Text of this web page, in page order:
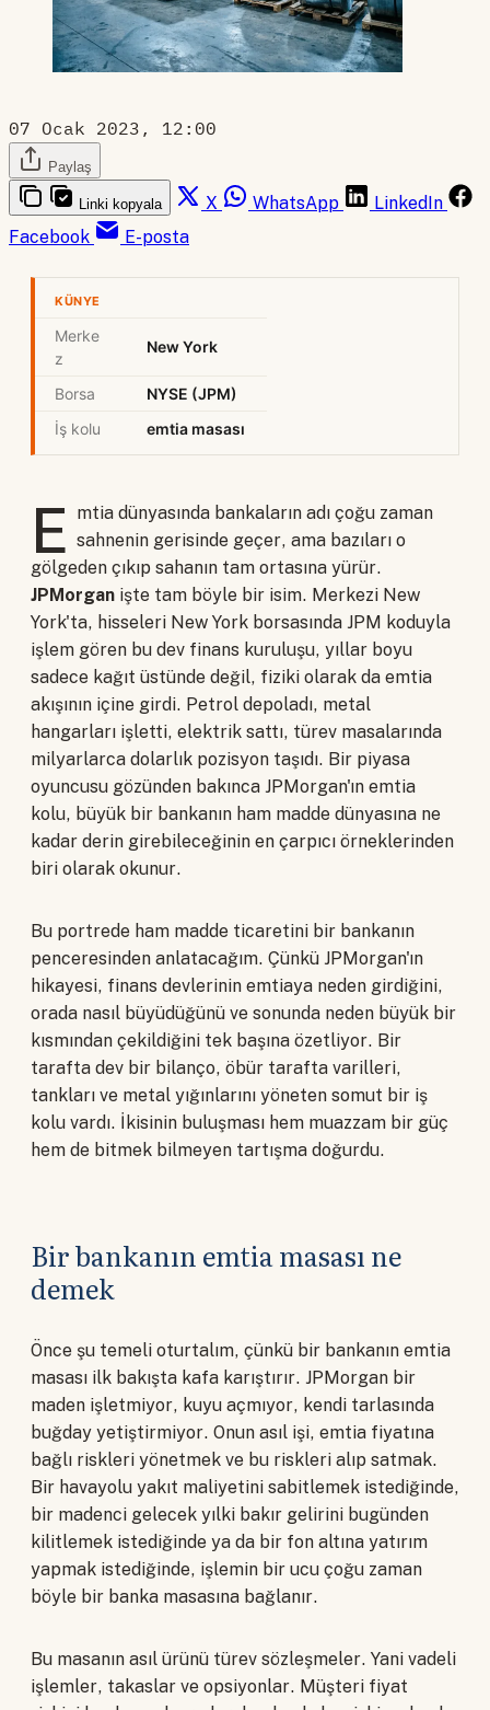
07 Ocak 2023, 12:00
Paylaş
Linki kopyala X WhatsApp
LinkedIn
Facebook
E-posta
KÜNYE
Merke
z
New York
Borsa
NYSE (JPM)
İş kolu
emtia masası
E mtia dünyasında bankaların adı çoğu zaman
sahnenin gerisinde geçer, ama bazıları o
gölgeden çıkıp sahanın tam ortasına yürür.
JPMorgan işte tam böyle bir isim. Merkezi New
York'ta, hisseleri New York borsasında JPM koduyla
işlem gören bu dev finans kuruluşu, yıllar boyu
sadece kağıt üstünde değil, fiziki olarak da emtia
akışının içine girdi. Petrol depoladı, metal
hangarları işletti, elektrik sattı, türev masalarında
milyarlarca dolarlık pozisyon taşıdı. Bir piyasa
oyuncusu gözünden bakınca JPMorgan'ın emtia
kolu, büyük bir bankanın ham madde dünyasına ne
kadar derin girebileceğinin en çarpıcı örneklerinden
biri olarak okunur.
Bu portrede ham madde ticaretini bir bankanın
penceresinden anlatacağım. Çünkü JPMorgan'ın
hikayesi, finans devlerinin emtiaya neden girdiğini,
orada nasıl büyüdüğünü ve sonunda neden büyük bir
kısmından çekildiğini tek başına özetliyor. Bir
tarafta dev bir bilanço, öbür tarafta varilleri,
tankları ve metal yığınlarını yöneten somut bir iş
kolu vardı. İkisinin buluşması hem muazzam bir güç
hem de bitmek bilmeyen tartışma doğurdu.
Bir bankanın emtia masası ne
demek
Önce şu temeli oturtalım, çünkü bir bankanın emtia
masası ilk bakışta kafa karıştırır. JPMorgan bir
maden işletmiyor, kuyu açmıyor, kendi tarlasında
buğday yetiştirmiyor. Onun asıl işi, emtia fiyatına
bağlı riskleri yönetmek ve bu riskleri alıp satmak.
Bir havayolu yakıt maliyetini sabitlemek istediğinde,
bir madenci gelecek yılki bakır gelirini bugünden
kilitlemek istediğinde ya da bir fon altına yatırım
yapmak istediğinde, işlemin bir ucu çoğu zaman
böyle bir banka masasına bağlanır.
Bu masanın asıl ürünü türev sözleşmeler. Yani vadeli
işlemler, takaslar ve opsiyonlar. Müşteri fiyat